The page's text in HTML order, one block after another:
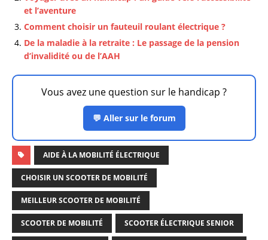
et l’aventure
Comment choisir un fauteuil roulant électrique ?
De la maladie à la retraite : Le passage de la pension
d’invalidité ou de l’AAH
Vous avez une question sur le handicap ?
💬 Aller sur le forum
AIDE À LA MOBILITÉ ÉLECTRIQUE
CHOISIR UN SCOOTER DE MOBILITÉ
MEILLEUR SCOOTER DE MOBILITÉ
SCOOTER DE MOBILITÉ SCOOTER ÉLECTRIQUE SENIOR